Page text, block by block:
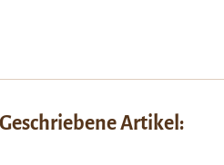
Geschriebene Artikel: